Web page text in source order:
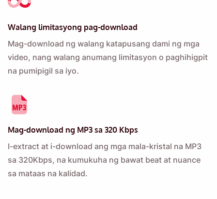
Walang limitasyong pag-download
Mag-download ng walang katapusang dami ng mga
video, nang walang anumang limitasyon o paghihigpit
na pumipigil sa iyo.
Mag-download ng MP3 sa 320 Kbps
I-extract at i-download ang mga mala-kristal na MP3
sa 320Kbps, na kumukuha ng bawat beat at nuance
sa mataas na kalidad.